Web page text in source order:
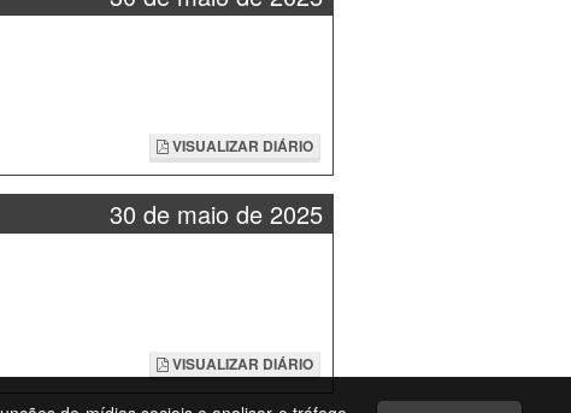
VISUALIZAR DIÁRIO
30 de maio de 2025
VISUALIZAR DIÁRIO